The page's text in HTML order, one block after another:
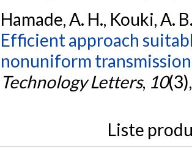
Hamade, A. H., Kouki, A.
Efficient approach
nonuniform
Technology Letters, 10
Liste